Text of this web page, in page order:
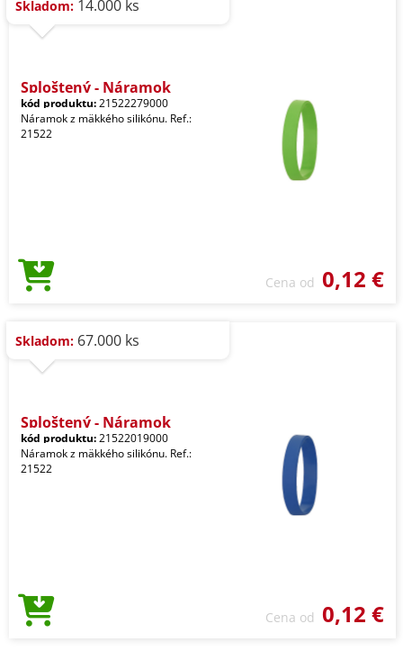
Skladom: 14.000 ks
Sploštený - Náramok
kód produktu:21522279000
Náramok z mäkkého silikónu. Ref.:
21522
Cena od 0,12 €
Skladom: 67.000 ks
Sploštený - Náramok
kód produktu:21522019000
Náramok z mäkkého silikónu. Ref.:
21522
Cena od 0,12 €